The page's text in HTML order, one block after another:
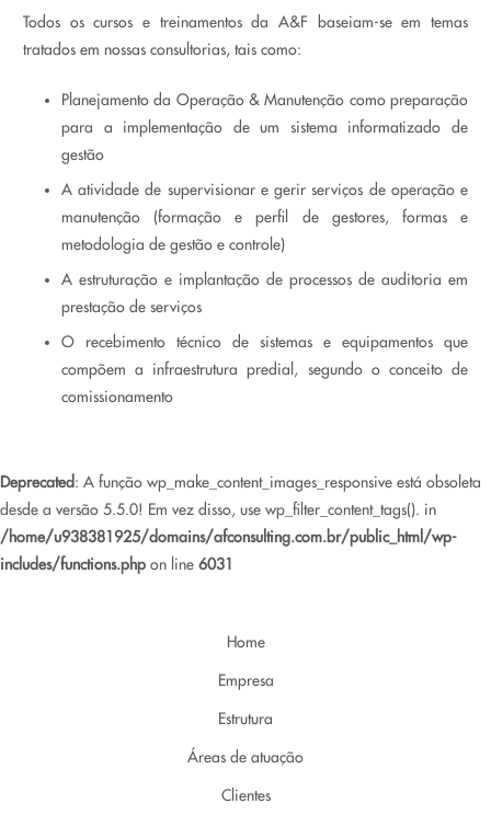
Todos os cursos e treinamentos da A&F baseiam-se em temas
tratados em nossas consultorias, tais como:
Planejamento da Operação & Manutenção como preparação
para a implementação de um sistema informatizado de
gestão
A atividade de supervisionar e gerir serviços de operação e
manutenção (formação e perfil de gestores, formas e
metodologia de gestão e controle)
A estruturação e implantação de processos de auditoria em
prestação de serviços
O recebimento técnico de sistemas e equipamentos que
compõem a infraestrutura predial, segundo o conceito de
comissionamento
Deprecated : A função wp_make_content_images_responsive está obsoleta
desde a versão 5.5.0! Em vez disso, use wp_filter_content_tags(). in
/home/u938381925/domains/afconsulting.com.br/public_html/wp-
includes/functions.php on line 6031
Home
Empresa
Estrutura
Áreas de atuação
Clientes